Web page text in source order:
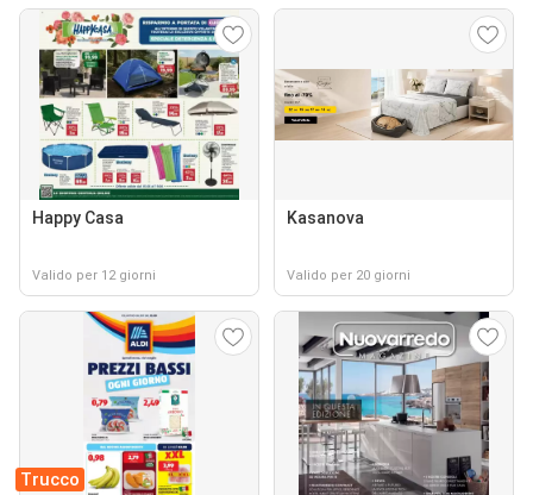
Happy Casa
Valido per 12 giorni
Kasanova
Valido per 20 giorni
Trucco